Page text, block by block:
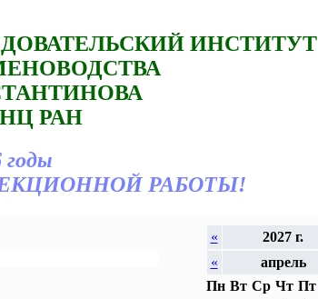
ИНСТИТУТ
РАН
годы
РАБОТЫ!
« 2027 г.
«
апрель
Пн Вт Ср Чт Пт